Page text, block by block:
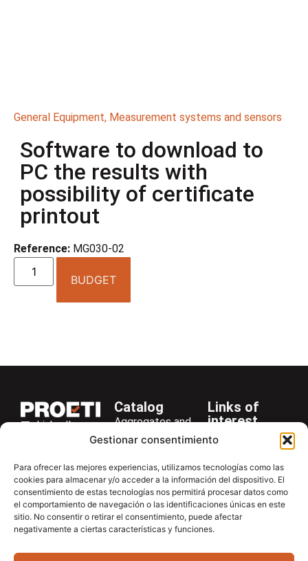
Gestionar consentimiento
Para ofrecer las mejores experiencias, utilizamos tecnologías como las
cookies para almacenar y/o acceder a la información del dispositivo. El
consentimiento de estas tecnologías nos permitirá procesar datos como
el comportamiento de navegación o las identificaciones únicas en este
sitio. No consentir o retirar el consentimiento, puede afectar
negativamente a ciertas características y funciones.
General Equipment, Measurement systems and sensors
Software to download to
PC the results with
possibility of certificate
printout
Reference: MG030-02
BUDGET
LinkedIn
+34 916 28
29 40
proetisa@proetisa.com
Ctra de
Algete, Av
M-106, Km
Catalog
Aggregates and
Rocks
Asphalt
Cements
Concrete
Soils
Soilmatic
Links of
interest
Company
News
Newsletter
Download
Contac